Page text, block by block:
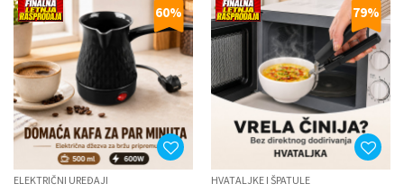
60%
ELEKTRIČNI UREĐAJI
79%
HVATALJKE I ŠPATULE